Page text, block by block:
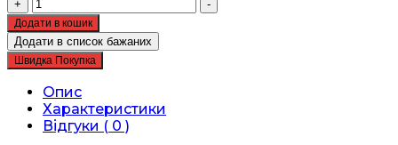
+
модель
ICM
-
Panzerspähwagen
P
204
(f)
-
Додати в кошик
Додати в список бажаних
Швидка Покупка
Опис
Характеристики
Відгуки ( 0 )